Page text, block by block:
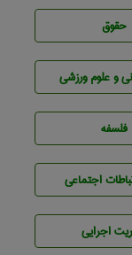
حقوق
و علوم ورزشی
فلسفه
اجتماعی
اجرايی